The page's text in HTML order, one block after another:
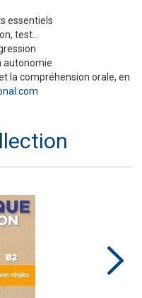
essentiels
test…
autonomie
la compréhension orale, en